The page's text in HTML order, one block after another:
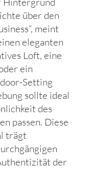
über den
meint
eleganten
Loft, eine
ein
Setting
sollte ideal
des
passen. Diese
trägt
der